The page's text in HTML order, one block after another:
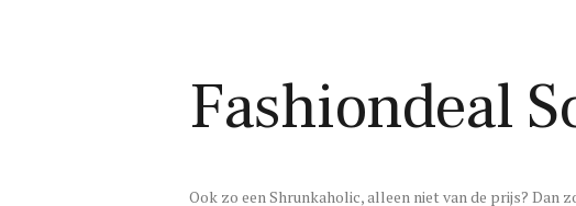
Fashiondeal
Ook zo een Shrunkaholic, alleen niet van de prijs? Dan